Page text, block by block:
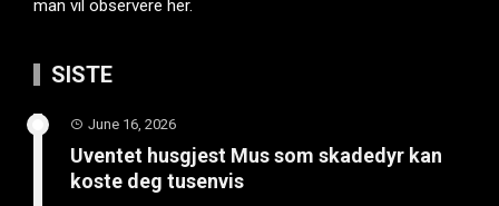
man vil observere her.
SISTE
June 16, 2026
Uventet husgjest Mus som skadedyr kan
koste deg tusenvis